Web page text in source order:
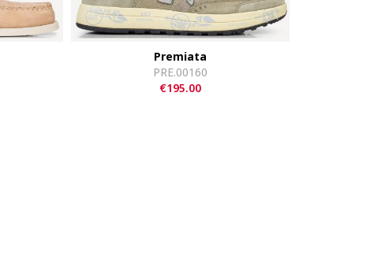
Premiata
PRE.00160
€195.00